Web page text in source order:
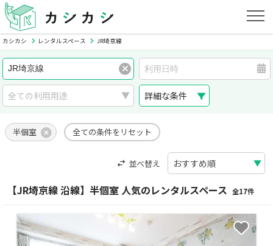
カシカシ レンタルスペース JR埼京線
詳細な条件
半個室 全ての条件をリセット
並べ替え
【JR埼京線 沿線】半個室 人気のレンタルスペース 全17件